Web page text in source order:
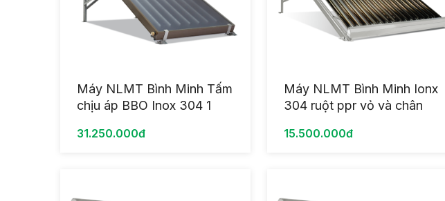
Máy NLMT Bình Minh Tấm
chịu áp BBO Inox 304 1
31.250.000đ
Máy NLMT Bình Minh Ionx
304 ruột ppr vỏ và chân
15.500.000đ